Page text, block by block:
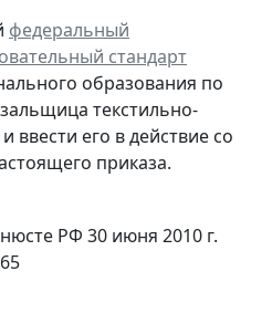
федеральный
стандарт
образования по
текстильно-
ввести его в действие со
приказа.
РФ 30 июня 2010 г.